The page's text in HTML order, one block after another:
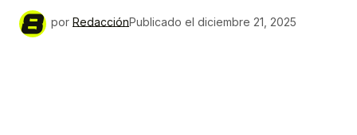
por RedacciónPublicado el diciembre 21, 2025